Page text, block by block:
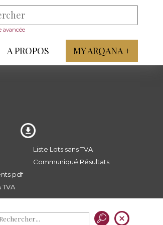
avancée
A PROPOS MY ARQANA +
pdf
TVA
Liste Lots sans TVA
Communiqué Résultats